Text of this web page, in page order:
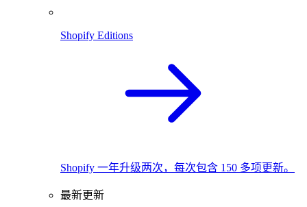
Shopify Editions
Shopify 一年升级两次，每次包含 150 多项更新。
最新更新